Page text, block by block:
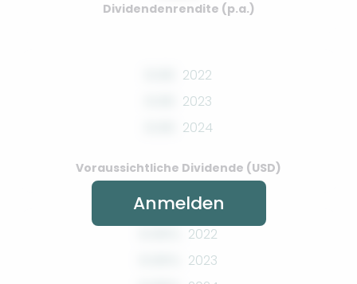
Dividendenrendite (p.a.)
2022
2023
2024
Voraussichtliche Dividende (USD)
2022
2023
Anmelden